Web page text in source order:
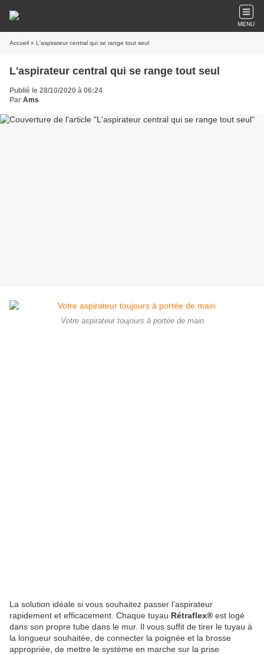
MENU
Accueil » L'aspirateur central qui se range tout seul
L'aspirateur central qui se range tout seul
Publié le 28/10/2020 à 06:24
Par Ams
Votre aspirateur toujours à portée de main
La solution idéale si vous souhaitez passer l’aspirateur
rapidement et efficacement. Chaque tuyau Rétraflex® est logé
dans son propre tube dans le mur. Il vous suffit de tirer le tuyau à
la longueur souhaitée, de connecter la poignée et la brosse
appropriée, de mettre le système en marche sur la prise